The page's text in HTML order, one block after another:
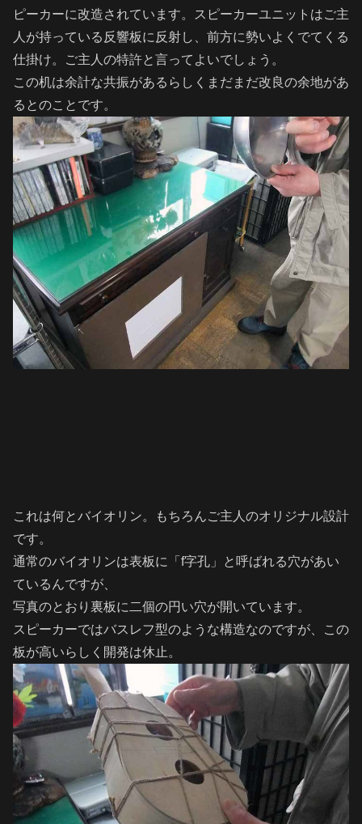
ピーカーに改造されています。スピーカーユニットはご主
人が持っている反響板に反射し、前方に勢いよくでてくる
仕掛け。ご主人の特許と言ってよいでしょう。
この机は余計な共振があるらしくまだまだ改良の余地があ
るとのことです。
これは何とバイオリン。もちろんご主人のオリジナル設計
です。
通常のバイオリンは表板に「f字孔」と呼ばれる穴があい
ているんですが、
写真のとおり裏板に二個の円い穴が開いています。
スピーカーではバスレフ型のような構造なのですが、この
板が高いらしく開発は休止。